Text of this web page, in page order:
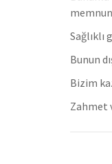
Sağlıklı
Bunun
Bizim
Zahmet